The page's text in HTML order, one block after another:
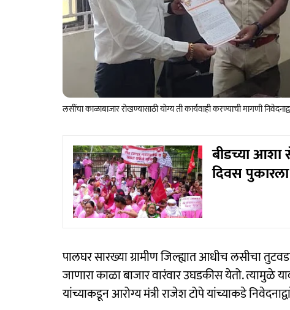
लसींचा काळाबाजार रोखण्यासाठी योग्य ती कार्यवाही करण्याची मागणी
बीडच्या आशा
दिवस
पालघर सारख्या ग्रामीण जिल्ह्यात आधीच लसीचा
जाणारा काळा बाजार वारंवार उघडकीस येतो. त्यामुळे
यांच्याकडून आरोग्य मंत्री राजेश टोपे यांच्याकडे